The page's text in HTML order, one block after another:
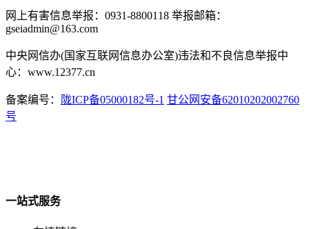
网上有害信息举报：0931-8800118 举报邮箱：
gseiadmin@163.com
中央网信办(国家互联网信息办公室)违法和不良信息举报中
心：www.12377.cn
备案编号： 陇ICP备05000182号-1 甘公网安备62010202002760
号
一站式服务